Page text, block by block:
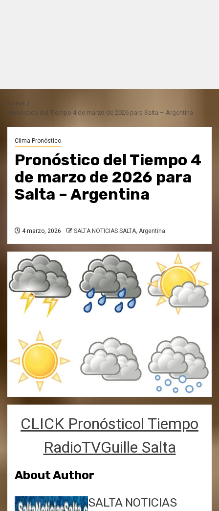
Home
Pronóstico del Tiempo 4 de marzo de 2026 para Salta – Argentina
Clima Pronóstico
Pronóstico del Tiempo 4
de marzo de 2026 para
Salta – Argentina
4 marzo, 2026 SALTA NOTICIAS SALTA, Argentina
CLICK Pronósticol Tiempo
RadioTVGuille Salta
About Author
SALTA NOTICIAS